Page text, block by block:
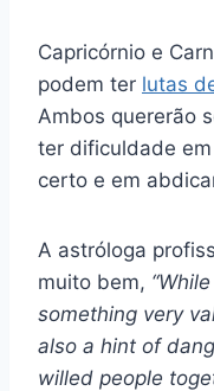
Capricórnio e
podem ter lutas
Ambos quererão
ter dificuldade
certo e em
A astróloga
muito bem,
something very
also a hint of
willed people